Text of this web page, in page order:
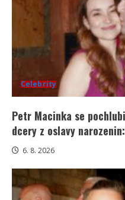
Celebrity
Petr Macinka se
dcery z oslavy
6. 8. 2026